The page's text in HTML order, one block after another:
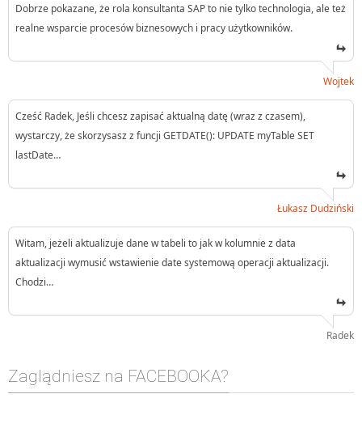
Dobrze pokazane, że rola konsultanta SAP to nie tylko technologia, ale też
realne wsparcie procesów biznesowych i pracy użytkowników.
Wojtek
Cześć Radek, Jeśli chcesz zapisać aktualną datę (wraz z czasem),
wystarczy, że skorzysasz z funcji GETDATE(): UPDATE myTable SET
lastDate…
Łukasz Dudziński
Witam, jeżeli aktualizuje dane w tabeli to jak w kolumnie z data
aktualizacji wymusić wstawienie date systemową operacji aktualizacji.
Chodzi…
Radek
Zaglądniesz na FACEBOOKA?